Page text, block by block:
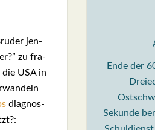
jen­
zu fra­
USA in
dia­gnos­
Ende der
Sekunde